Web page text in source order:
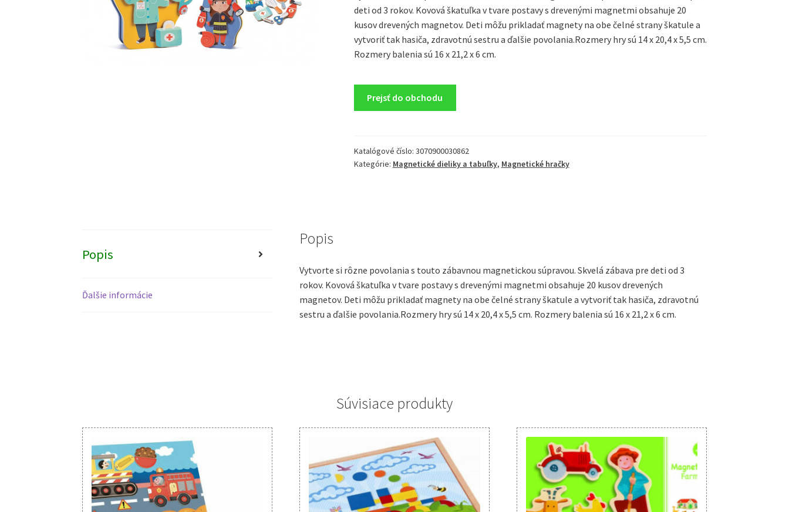
deti od 3 rokov. Kovová škatuľka v tvare postavy s drevenými magnetmi obsahuje 20
kusov drevených magnetov. Deti môžu prikladať magnety na obe čelné strany škatule a
vytvoriť tak hasiča, zdravotnú sestru a ďalšie povolania.Rozmery hry sú 14 x 20,4 x 5,5 cm.
Rozmery balenia sú 16 x 21,2 x 6 cm.
Prejsť do obchodu
Katalógové číslo: 3070900030862
Kategórie: Magnetické dieliky a tabuľky, Magnetické hračky
Popis
Ďalšie informácie
Popis
Vytvorte si rôzne povolania s touto zábavnou magnetickou súpravou. Skvelá zábava pre deti od 3
rokov. Kovová škatuľka v tvare postavy s drevenými magnetmi obsahuje 20 kusov drevených
magnetov. Deti môžu prikladať magnety na obe čelné strany škatule a vytvoriť tak hasiča, zdravotnú
sestru a ďalšie povolania.Rozmery hry sú 14 x 20,4 x 5,5 cm. Rozmery balenia sú 16 x 21,2 x 6 cm.
Súvisiace produkty